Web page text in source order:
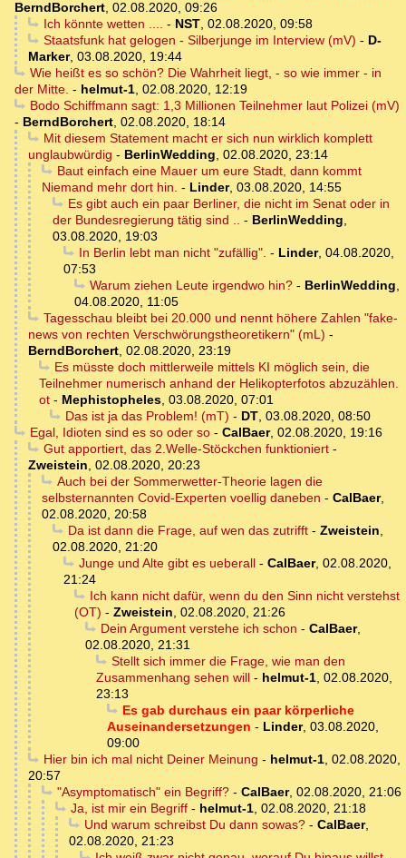
BerndBorchert, 02.08.2020, 09:26
Ich könnte wetten .... - NST, 02.08.2020, 09:58
Staatsfunk hat gelogen - Silberjunge im Interview (mV) - D-
Marker, 03.08.2020, 19:44
Wie heißt es so schön? Die Wahrheit liegt, - so wie immer - in
der Mitte. - helmut-1, 02.08.2020, 12:19
Bodo Schiffmann sagt: 1,3 Millionen Teilnehmer laut Polizei (mV)
- BerndBorchert, 02.08.2020, 18:14
Mit diesem Statement macht er sich nun wirklich komplett
unglaubwürdig - BerlinWedding, 02.08.2020, 23:14
Baut einfach eine Mauer um eure Stadt, dann kommt
Niemand mehr dort hin. - Linder, 03.08.2020, 14:55
Es gibt auch ein paar Berliner, die nicht im Senat oder in
der Bundesregierung tätig sind .. - BerlinWedding,
03.08.2020, 19:03
In Berlin lebt man nicht "zufällig". - Linder, 04.08.2020,
07:53
Warum ziehen Leute irgendwo hin?- BerlinWedding,
04.08.2020, 11:05
Tagesschau bleibt bei 20.000 und nennt höhere Zahlen "fake-
news von rechten Verschwörungstheoretikern" (mL) -
BerndBorchert, 02.08.2020, 23:19
Es müsste doch mittlerweile mittels KI möglich sein, die
Teilnehmer numerisch anhand der Helikopterfotos abzuzählen.
ot - Mephistopheles, 03.08.2020, 07:01
Das ist ja das Problem! (mT) - DT, 03.08.2020, 08:50
Egal, Idioten sind es so oder so- CalBaer, 02.08.2020, 19:16
Gut apportiert, das 2.Welle-Stöckchen funktioniert-
Zweistein, 02.08.2020, 20:23
Auch bei der Sommerwetter-Theorie lagen die
selbsternannten Covid-Experten voellig daneben - CalBaer,
02.08.2020, 20:58
Da ist dann die Frage, auf wen das zutrifft- Zweistein,
02.08.2020, 21:20
Junge und Alte gibt es ueberall- CalBaer, 02.08.2020,
21:24
Ich kann nicht dafür, wenn du den Sinn nicht verstehst
(OT) - Zweistein, 02.08.2020, 21:26
Dein Argument verstehe ich schon - CalBaer,
02.08.2020, 21:31
Stellt sich immer die Frage, wie man den
Zusammenhang sehen will - helmut-1, 02.08.2020,
23:13
Es gab durchaus ein paar körperliche
Auseinandersetzungen - Linder, 03.08.2020,
09:00
Hier bin ich mal nicht Deiner Meinung - helmut-1, 02.08.2020,
20:57
"Asymptomatisch" ein Begriff?- CalBaer, 02.08.2020, 21:06
Ja, ist mir ein Begriff- helmut-1, 02.08.2020, 21:18
Und warum schreibst Du dann sowas?- CalBaer,
02.08.2020, 21:23